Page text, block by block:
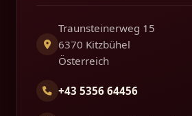
Traunsteinerweg 15
6370 Kitzbühel
Österreich
+43 5356 64456